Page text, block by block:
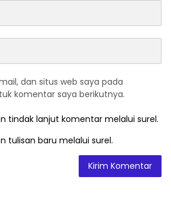
dan situs web saya pada
komentar saya berikutnya.
tindak lanjut komentar melalui surel.
tulisan baru melalui surel.